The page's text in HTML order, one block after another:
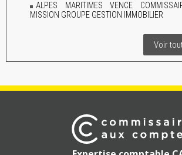
ALPES MARITIMES VENCE
MISSION GROUPE GESTION IMMOBILIER
Voir